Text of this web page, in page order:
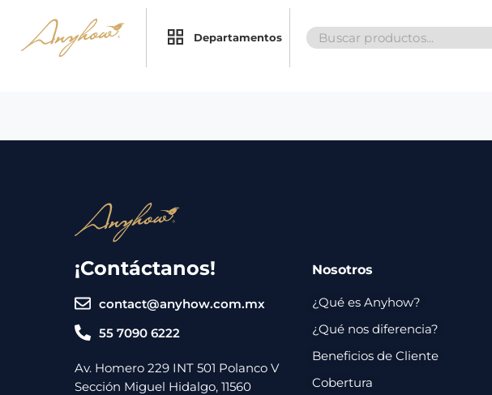
Departamentos
Search
for:
¡Contáctanos!
contact@anyhow.com.mx
55 7090 6222
Av. Homero 229 INT 501 Polanco V
Sección Miguel Hidalgo, 11560
Nosotros
¿Qué es Anyhow?
¿Qué nos diferencia?
Beneficios de Cliente
Cobertura
Promociones
Servicios
Envíos
Métodos
Inicio
Regalos
Contacto